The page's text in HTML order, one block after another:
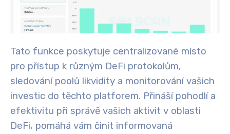
Tato funkce poskytuje centralizované místo
pro přístup k různým DeFi protokolům,
sledování poolů likvidity a monitorování vašich
investic do těchto platforem. Přináší pohodlí a
efektivitu při správě vašich aktivit v oblasti
DeFi, pomáhá vám činit informovaná